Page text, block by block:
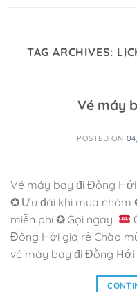
TAG ARCHIVES:
Vé máy
POSTED ON
Vé máy bay đi Đồng
✪.Ưu đãi khi mua nhóm
miễn phí ✪.Gọi ngay
Đồng Hới giá rẻ Chào
vé máy bay đi Đồng Hới